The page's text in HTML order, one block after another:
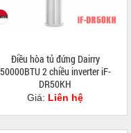
Điều hòa tủ đứng Dairry
50000BTU 2 chiều inverter iF-
DR50KH
Giá: Liên hệ